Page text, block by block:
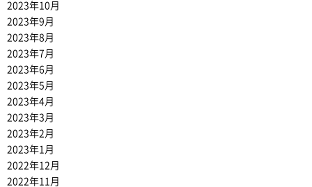
2023年10月
2023年9月
2023年8月
2023年7月
2023年6月
2023年5月
2023年4月
2023年3月
2023年2月
2023年1月
2022年12月
2022年11月